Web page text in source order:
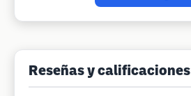
Reseñas y calificaciones